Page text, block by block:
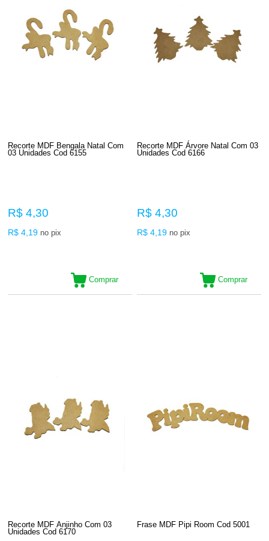
Recorte MDF Bengala Natal Com
03 Unidades Cod 6155
R$ 4,30
R$ 4,19 no pix
Comprar
Recorte MDF Árvore Natal Com 03
Unidades Cod 6166
R$ 4,30
R$ 4,19 no pix
Comprar
Recorte MDF Anjinho Com 03
Unidades Cod 6170
Frase MDF Pipi Room Cod 5001